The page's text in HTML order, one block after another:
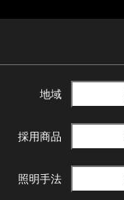
地域
採用商品
照明手法